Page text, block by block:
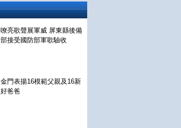
嘹亮歌聲展軍威 屏東縣後備
部接受國防部軍歌驗收
金門表揚16模範父親及16新
好爸爸